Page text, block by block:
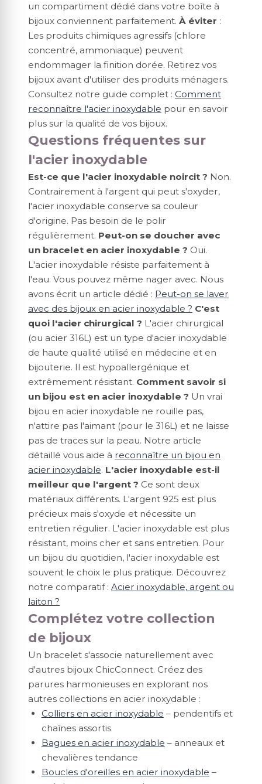
un compartiment dédié dans votre boîte à
bijoux conviennent parfaitement. À éviter :
Les produits chimiques agressifs (chlore
concentré, ammoniaque) peuvent
endommager la finition dorée. Retirez vos
bijoux avant d'utiliser des produits ménagers.
Consultez notre guide complet : Comment
reconnaître l'acier inoxydable pour en savoir
plus sur la qualité de vos bijoux.
Questions fréquentes sur
l'acier inoxydable
Est-ce que l'acier inoxydable noircit ? Non.
Contrairement à l'argent qui peut s'oxyder,
l'acier inoxydable conserve sa couleur
d'origine. Pas besoin de le polir
régulièrement. Peut-on se doucher avec
un bracelet en acier inoxydable ? Oui.
L'acier inoxydable résiste parfaitement à
l'eau. Vous pouvez même nager avec. Nous
avons écrit un article dédié : Peut-on se laver
avec des bijoux en acier inoxydable ? C'est
quoi l'acier chirurgical ? L'acier chirurgical
(ou acier 316L) est un type d'acier inoxydable
de haute qualité utilisé en médecine et en
bijouterie. Il est hypoallergénique et
extrêmement résistant. Comment savoir si
un bijou est en acier inoxydable ? Un vrai
bijou en acier inoxydable ne rouille pas,
n'attire pas l'aimant (pour le 316L) et ne laisse
pas de traces sur la peau. Notre article
détaillé vous aide à reconnaître un bijou en
acier inoxydable. L'acier inoxydable est-il
meilleur que l'argent ? Ce sont deux
matériaux différents. L'argent 925 est plus
précieux mais s'oxyde et nécessite un
entretien régulier. L'acier inoxydable est plus
résistant, moins cher et sans entretien. Pour
un bijou du quotidien, l'acier inoxydable est
souvent le choix le plus pratique. Découvrez
notre comparatif : Acier inoxydable, argent ou
laiton ?
Complétez votre collection
de bijoux
Un bracelet s'associe naturellement avec
d'autres bijoux ChicConnect. Créez des
parures harmonieuses en explorant nos
autres collections en acier inoxydable :
Colliers en acier inoxydable – pendentifs et
chaînes assortis
Bagues en acier inoxydable – anneaux et
chevalières tendance
Boucles d'oreilles en acier inoxydable –